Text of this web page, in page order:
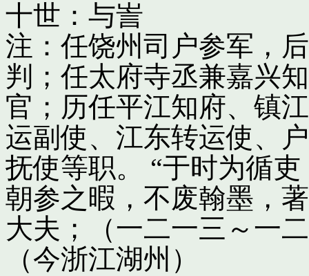
十世：与訔
注：任饶州司户参军，
判；任太府寺丞兼嘉兴
官；历任平江知府、镇
运副使、江东转运使、
抚使等职。 “于时为循
朝参之暇，不废翰墨，
大夫；（一二一三～一
（今浙江湖州）